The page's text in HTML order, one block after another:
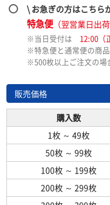
\ お急ぎの方はこちら
特急便（翌営業日出荷
※当日受付は 12:00（
※特急便と通常便の商
※500枚以上ご注文の場
販売価格
購入数
1枚 ～ 49枚
50枚 ～ 99枚
100枚 ～ 199枚
200枚 ～ 299枚